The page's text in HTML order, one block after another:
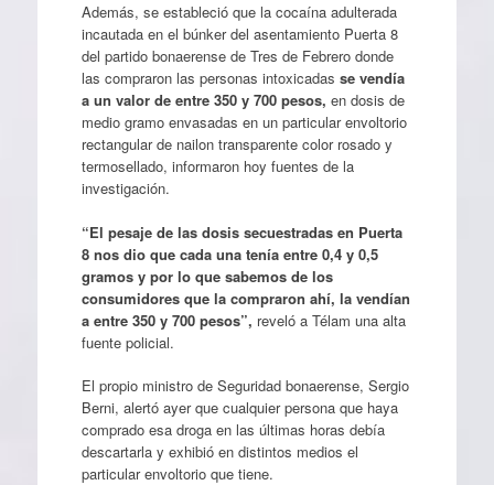
Además, se estableció que la cocaína adulterada
incautada en el búnker del asentamiento Puerta 8
del partido bonaerense de Tres de Febrero donde
las compraron las personas intoxicadas se vendía
a un valor de entre 350 y 700 pesos, en dosis de
medio gramo envasadas en un particular envoltorio
rectangular de nailon transparente color rosado y
termosellado, informaron hoy fuentes de la
investigación.
“El pesaje de las dosis secuestradas en Puerta
8 nos dio que cada una tenía entre 0,4 y 0,5
gramos y por lo que sabemos de los
consumidores que la compraron ahí, la vendían
a entre 350 y 700 pesos”, reveló a Télam una alta
fuente policial.
El propio ministro de Seguridad bonaerense, Sergio
Berni, alertó ayer que cualquier persona que haya
comprado esa droga en las últimas horas debía
descartarla y exhibió en distintos medios el
particular envoltorio que tiene.